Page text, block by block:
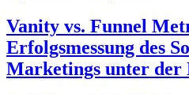
Vanity vs. Funnel
Erfolgsmessung des
Marketings unter der